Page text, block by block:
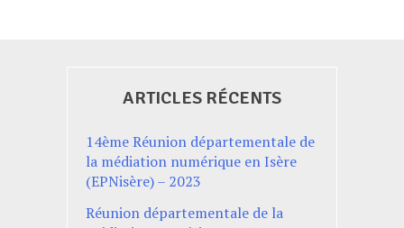
ARTICLES RÉCENTS
14ème Réunion départementale de
la médiation numérique en Isère
(EPNisère) – 2023
Réunion départementale de la